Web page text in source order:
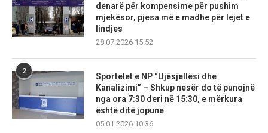
denarë për kompensime për pushim
mjekësor, pjesa më e madhe për lejet e
lindjes
28.07.2026 15:52
2
Sportelet e NP “Ujësjellësi dhe
Kanalizimi” – Shkup nesër do të punojnë
nga ora 7:30 deri në 15:30, e mërkura
është ditë jopune
05.01.2026 10:36